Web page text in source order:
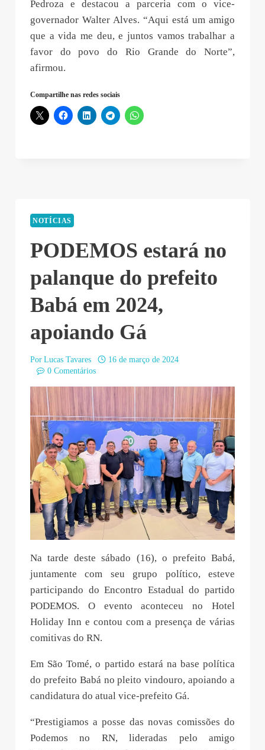
Pedroza e destacou a parceria com o vice-
governador Walter Alves. “Aqui está um amigo
que a vida me deu, e juntos vamos trabalhar a
favor do povo do Rio Grande do Norte”,
afirmou.
Compartilhe nas redes sociais
NOTÍCIAS
PODEMOS estará no
palanque do prefeito
Babá em 2024,
apoiando Gá
Por Lucas Tavares
16 de março de 2024
0 Comentários
Na tarde deste sábado (16), o prefeito Babá,
juntamente com seu grupo político, esteve
participando do Encontro Estadual do partido
PODEMOS. O evento aconteceu no Hotel
Holiday Inn e contou com a presença de várias
comitivas do RN.
Em São Tomé, o partido estará na base política
do prefeito Babá no pleito vindouro, apoiando a
candidatura do atual vice-prefeito Gá.
“Prestigiamos a posse das novas comissões do
Podemos no RN, lideradas pelo amigo